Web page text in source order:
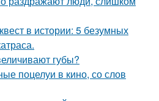
в истории: 5 безумных
губы?
поцелуи в кино, со слов